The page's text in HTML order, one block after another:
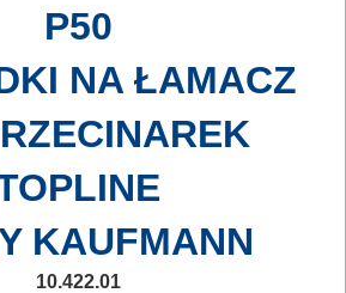
P50
NA ŁAMACZ
KAUFMANN
10.422.01